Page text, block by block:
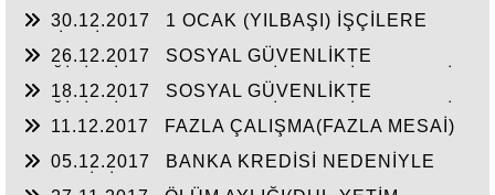
30.12.2017
1 OCAK (YILBAŞI) İŞÇİLERE
26.12.2017
SOSYAL GÜVENLİKTE
YÖNETMELİĞİNDE DEĞİŞİKLİK (2)
18.12.2017
SOSYAL GÜVENLİKTE
YÖNETMELİĞİNDE DEĞİŞİKLİK
11.12.2017
FAZLA ÇALIŞMA(FAZLA MESAİ)
KALKTI-HAKLI FESİH
05.12.2017
BANKA KREDİSİ NEDENİYLE